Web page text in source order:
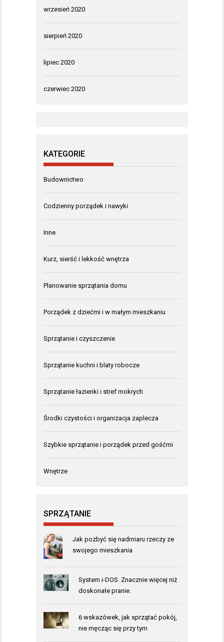
wrzesień 2020
sierpień 2020
lipiec 2020
czerwiec 2020
KATEGORIE
Budownictwo
Codzienny porządek i nawyki
Inne
Kurz, sierść i lekkość wnętrza
Planowanie sprzątania domu
Porządek z dziećmi i w małym mieszkaniu
Sprzątanie i czyszczenie
Sprzątanie kuchni i blaty robocze
Sprzątanie łazienki i stref mokrych
Środki czystości i organizacja zaplecza
Szybkie sprzątanie i porządek przed gośćmi
Wnętrze
SPRZĄTANIE
Jak pozbyć się nadmiaru rzeczy ze
swojego mieszkania
System i-DOS. Znacznie więcej niż
doskonałe pranie.
6 wskazówek, jak sprzątać pokój,
nie męcząc się przy tym